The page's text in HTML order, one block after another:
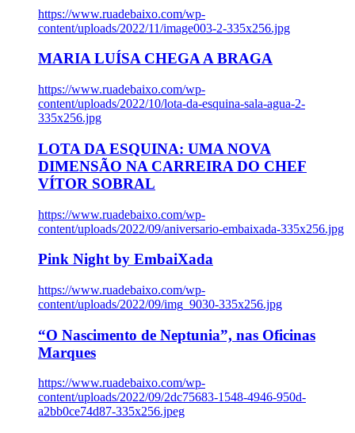
https://www.ruadebaixo.com/wp-
content/uploads/2022/11/image003-2-335x256.jpg
MARIA LUÍSA CHEGA A BRAGA
https://www.ruadebaixo.com/wp-
content/uploads/2022/10/lota-da-esquina-sala-agua-2-
335x256.jpg
LOTA DA ESQUINA: UMA NOVA
DIMENSÃO NA CARREIRA DO CHEF
VÍTOR SOBRAL
https://www.ruadebaixo.com/wp-
content/uploads/2022/09/aniversario-embaixada-335x256.jpg
Pink Night by EmbaiXada
https://www.ruadebaixo.com/wp-
content/uploads/2022/09/img_9030-335x256.jpg
“O Nascimento de Neptunia”, nas Oficinas
Marques
https://www.ruadebaixo.com/wp-
content/uploads/2022/09/2dc75683-1548-4946-950d-
a2bb0ce74d87-335x256.jpeg